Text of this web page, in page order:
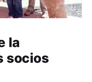
la
socios